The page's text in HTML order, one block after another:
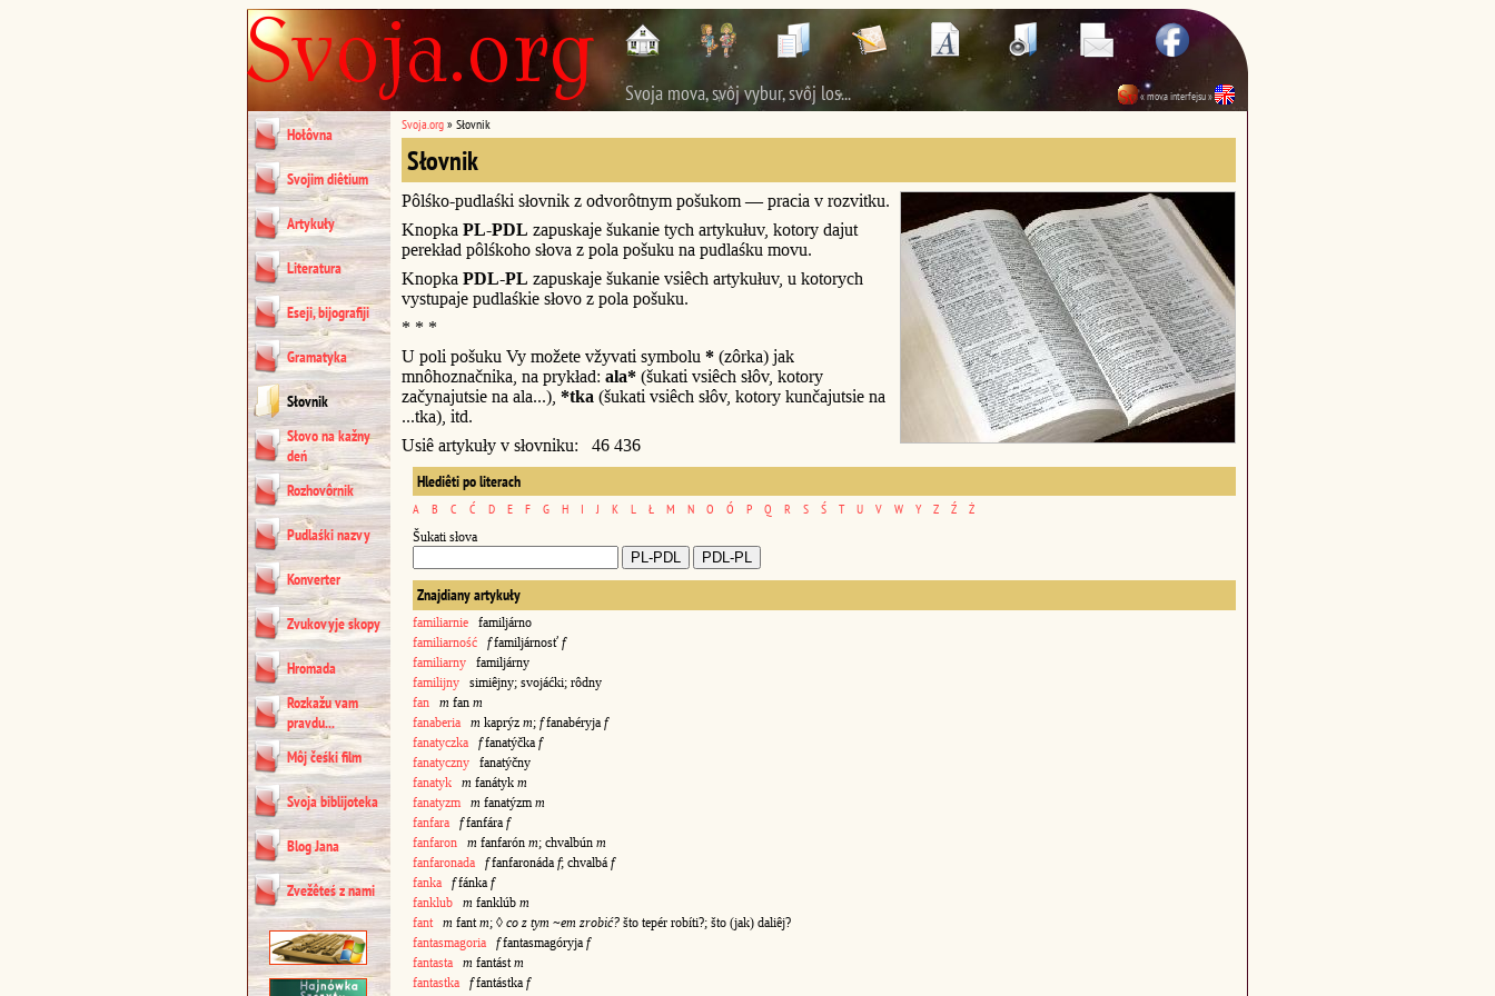
Svoja mova, svôj vybur, svôj los... « mova interfejsu »
Hołôvna
Svojim diêtium
Artykuły
Literatura
Eseji, bijografiji
Gramatyka
Słovnik
Słovo na kažny
deń
Rozhovôrnik
Pudlaśki nazvy
Konverter
Zvukovyje skopy
Hromada
Rozkažu vam
pravdu...
Môj čeśki film
Svoja biblijoteka
Blog Jana
Zvežêteś z nami
Svoja.org » Słovnik
Słovnik
Pôlśko-pudlaśki słovnik z odvorôtnym pošukom — pracia v rozvitku.
Knopka PL-PDL zapuskaje šukanie tych artykułuv, kotory dajut
perekład pôlśkoho słova z pola pošuku na pudlaśku movu.
Knopka PDL-PL zapuskaje šukanie vsiêch artykułuv, u kotorych
vystupaje pudlaśkie słovo z pola pošuku.
* * *
U poli pošuku Vy možete vžyvati symbolu * (zôrka) jak
mnôhoznačnika, na prykład: ala* (šukati vsiêch słôv, kotory
začynajutsie na ala...), *tka (šukati vsiêch słôv, kotory kunčajutsie na
...tka), itd.
Usiê artykuły v słovniku: 46 436
Hlediêti po literach
A B C Ć D E F G H I J K L Ł M N O Ó P Q R S Ś T U V W Y Z Ź Ż
Šukati słova
Znajdiany artykuły
familiarnie familjárno
familiarność
ffamiljárnosť f
familiarny familjárny
familijny simiêjny; svojáćki; rôdny
fan
m fan m
fanaberia
m kaprýz m; ffanabéryja f
fanatyczka
ffanatýčka f
fanatyczny fanatýčny
fanatyk
m fanátyk m
fanatyzm
m fanatýzm m
fanfara
ffanfára f
fanfaron
m fanfarón m; chvalbún m
fanfaronada
ffanfaronáda f; chvalbá f
fanka
ffánka f
fanklub
m fanklúb m
fant
m fant m; ◊ co z tym ~em zrobić? što tepér robíti?; što (jak) daliêj?
fantasmagoria
ffantasmagóryja f
fantasta
m fantást m
fantastka
ffantástka f